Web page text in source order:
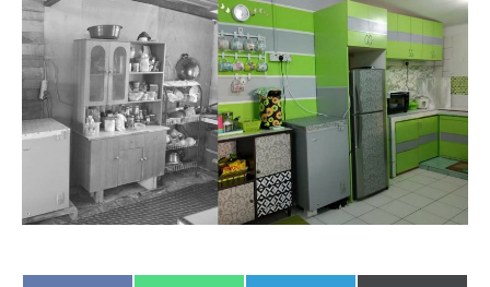
Bilik Air
Bilik Tidur
Dapur
Ruang Makan
Make Over
Bilik Air